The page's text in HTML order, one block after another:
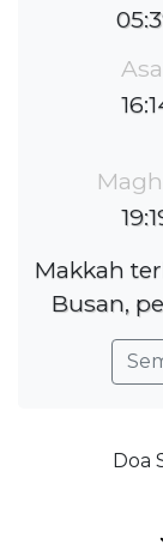
Makkah
Busan,
Doa